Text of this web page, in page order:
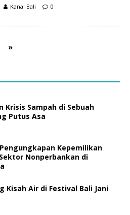
Kanal Bali 0
»
Krisis Sampah di Sebuah
Putus Asa
Kepemilikan
Nonperbankan di
Kisah Air di Festival Bali Jani